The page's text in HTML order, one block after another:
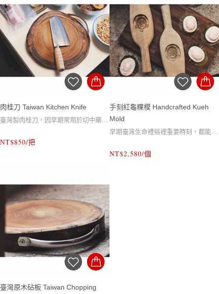
肉桂刀 Taiwan Kitchen Knife
臺灣製肉桂刀，因早期常用於切中藥而
輕鬆集中切後食材，烹煮台式料理較西
NT$850/把
手刻紅龜粿模 Handcrafted Kueh
Mold
早期臺灣生命禮俗裡重要時刻，都能見
中的喜悅！使用手工雕刻的粿模壓印製
NT$2,580/個
臺灣原木砧板 Taiwan Chopping